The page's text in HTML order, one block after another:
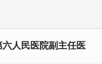
人民医院副主任医